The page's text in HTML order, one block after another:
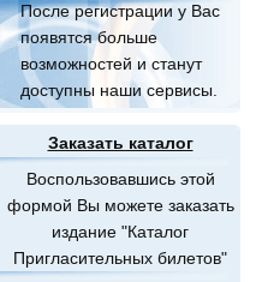
После регистрации у Вас
появятся больше
возможностей и станут
доступны наши сервисы.
Заказать каталог
Воспользовавшись этой
формой Вы можете заказать
издание "Каталог
Пригласительных билетов"